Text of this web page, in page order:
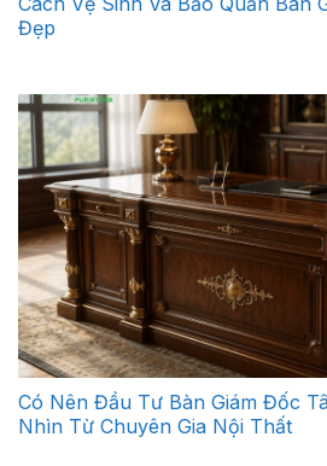
Đẹp
Có Nên Đầu Tư Bàn Giám Đốc
Nhìn Từ Chuyên Gia Nội Thất